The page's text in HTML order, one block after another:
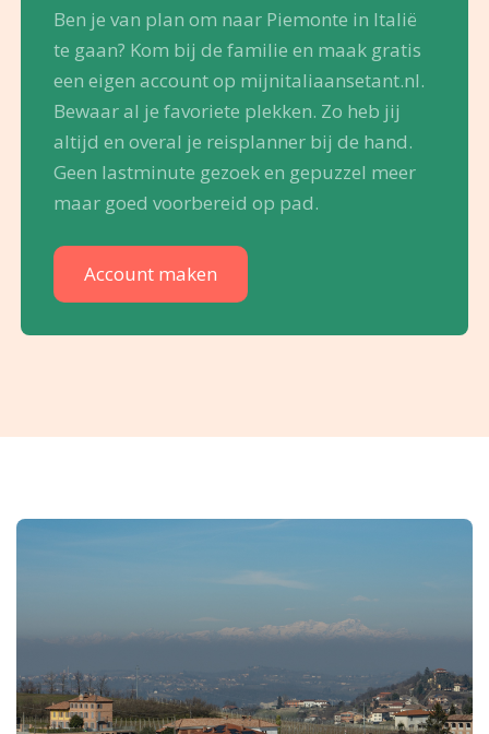
Ben je van plan om naar Piemonte in Italië
te gaan? Kom bij de familie en maak gratis
een eigen account op mijnitaliaansetant.nl.
Bewaar al je favoriete plekken. Zo heb jij
altijd en overal je reisplanner bij de hand.
Geen lastminute gezoek en gepuzzel meer
maar goed voorbereid op pad.
Account maken